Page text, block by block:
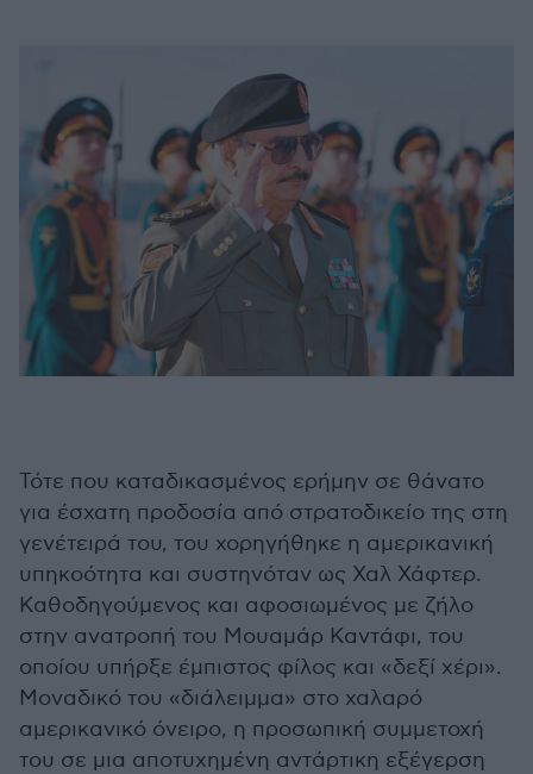
Τότε που καταδικασμένος ερήμην σε θάνατο
για έσχατη προδοσία από στρατοδικείο της στη
γενέτειρά του, του χορηγήθηκε η αμερικανική
υπηκοότητα και συστηνόταν ως Χαλ Χάφτερ.
Καθοδηγούμενος και αφοσιωμένος με ζήλο
στην ανατροπή του Μουαμάρ Καντάφι, του
οποίου υπήρξε έμπιστος φίλος και «δεξί χέρι».
Μοναδικό του «διάλειμμα» στο χαλαρό
αμερικανικό όνειρο, η προσωπική συμμετοχή
του σε μια αποτυχημένη αντάρτικη εξέγερση